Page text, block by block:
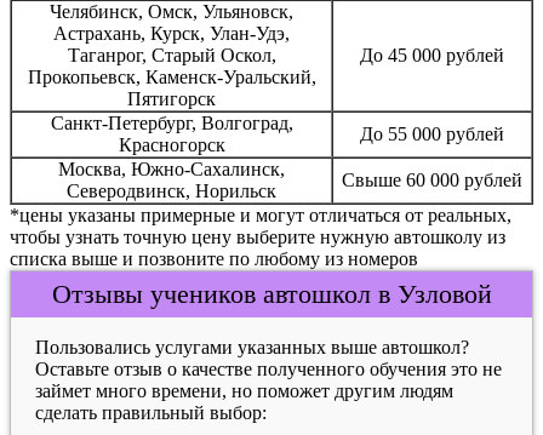
Челябинск, Омск, Ульяновск,
Астрахань, Курск, Улан-Удэ,
Таганрог, Старый Оскол,
Прокопьевск, Каменск-Уральский,
Пятигорск
До 45 000 рублей
Санкт-Петербург, Волгоград,
Красногорск
До 55 000 рублей
Москва, Южно-Сахалинск,
Северодвинск, Норильск
Свыше 60 000 рублей
*цены указаны примерные и могут отличаться от реальных,
чтобы узнать точную цену выберите нужную автошколу из
списка выше и позвоните по любому из номеров
Отзывы учеников автошкол в Узловой
Пользовались услугами указанных выше автошкол?
Оставьте отзыв о качестве полученного обучения это не
займет много времени, но поможет другим людям
сделать правильный выбор: